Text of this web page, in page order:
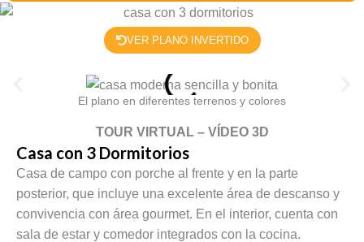
VER PLANO INVERTIDO
El plano en diferentes terrenos y colores
TOUR VIRTUAL – VÍDEO 3D
Casa con 3 Dormitorios
Casa de campo con porche al frente y en la parte
posterior, que incluye una excelente área de descanso y
convivencia con área gourmet. En el interior, cuenta con
sala de estar y comedor integrados con la cocina.